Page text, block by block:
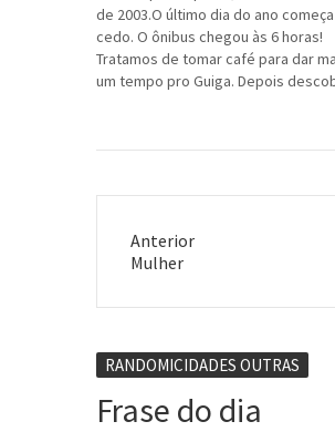
de 2003.O último dia do ano começa
cedo. O ônibus chegou às 6 horas!
Tratamos de tomar café para dar
um tempo pro Guiga. Depois
fato engraçado do dia: eu…
Anterior
Post
Mulher
RANDOMICIDADES OUTRAS
Frase do dia